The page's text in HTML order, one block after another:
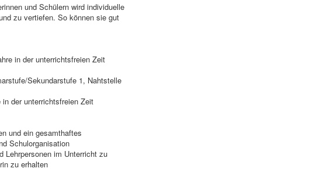
und Schülern wird individuelle
zu vertiefen. So können sie gut
in der unterrichtsfreien Zeit
Sekundarstufe 1, Nahtstelle
der unterrichtsfreien Zeit
und ein gesamthaftes
Schulorganisation
Lehrpersonen im Unterricht zu
zu erhalten